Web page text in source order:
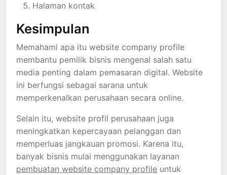
Halaman kontak
Kesimpulan
Memahami apa itu website company profile
membantu pemilik bisnis mengenal salah satu
media penting dalam pemasaran digital. Website
ini berfungsi sebagai sarana untuk
memperkenalkan perusahaan secara online.
Selain itu, website profil perusahaan juga
meningkatkan kepercayaan pelanggan dan
memperluas jangkauan promosi. Karena itu,
banyak bisnis mulai menggunakan layanan
pembuatan website company profile untuk